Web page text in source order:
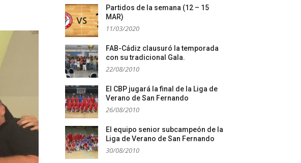
Partidos de la semana (12 – 15
MAR)
11/03/2020
FAB-Cádiz clausuró la temporada
con su tradicional Gala.
22/08/2010
El CBP jugará la final de la Liga de
Verano de San Fernando
26/08/2010
El equipo senior subcampeón de la
Liga de Verano de San Fernando
30/08/2010